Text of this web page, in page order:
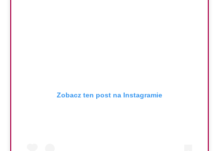
Zobacz ten post na Instagramie